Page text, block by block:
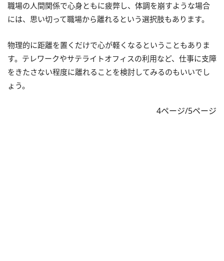
職場の人間関係で心身ともに疲弊し、体調を崩すような場合
には、思い切って職場から離れるという選択肢もあります。
物理的に距離を置くだけで心が軽くなるということもありま
す。テレワークやサテライトオフィスの利用など、仕事に支障
をきたさない程度に離れることを検討してみるのもいいでし
ょう。
4ページ/5ページ